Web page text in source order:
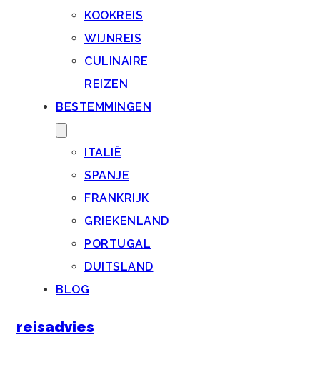
KOOKREIS
WIJNREIS
CULINAIRE
REIZEN
BESTEMMINGEN
ITALIË
SPANJE
FRANKRIJK
GRIEKENLAND
PORTUGAL
DUITSLAND
BLOG
reisadvies